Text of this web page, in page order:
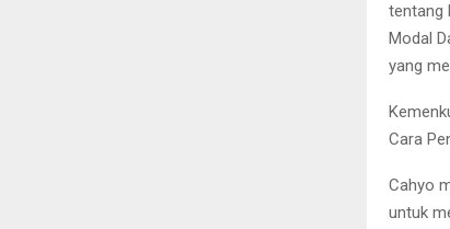
tentang
Modal
yang
Cara
Cahyo
untuk